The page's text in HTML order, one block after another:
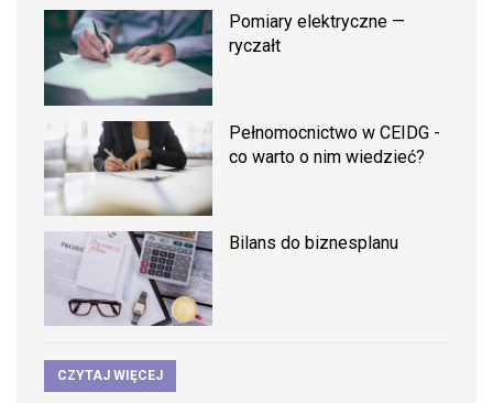
Pomiary elektryczne —
ryczałt
Pełnomocnictwo w CEIDG -
co warto o nim wiedzieć?
Bilans do biznesplanu
CZYTAJ WIĘCEJ